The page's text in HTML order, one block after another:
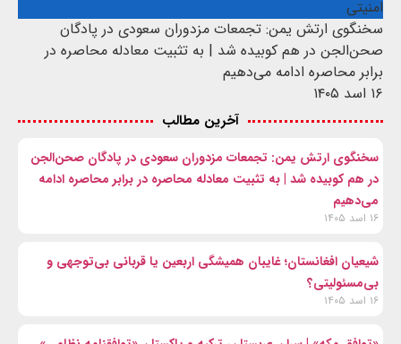
امنیتی
سخنگوی ارتش یمن: تجمعات مزدوران سعودی در پادگان
صحن‌الجن در هم کوبیده شد | به تثبیت معادله محاصره در
برابر محاصره ادامه می‌دهیم
۱۶ اسد ۱۴۰۵
آخرین مطالب
سخنگوی ارتش یمن: تجمعات مزدوران سعودی در پادگان صحن‌الجن
در هم کوبیده شد | به تثبیت معادله محاصره در برابر محاصره ادامه
می‌دهیم
۱۶ اسد ۱۴۰۵
شیعیان افغانستان؛ غایبان همیشگی اربعین یا قربانی بی‌توجهی و
بی‌مسئولیتی؟
۱۶ اسد ۱۴۰۵